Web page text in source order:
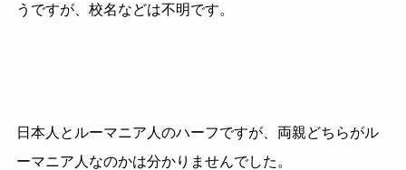
うですが、校名などは不明です。
日本人とルーマニア人のハーフですが、両親どちらがル
ーマニア人なのかは分かりませんでした。